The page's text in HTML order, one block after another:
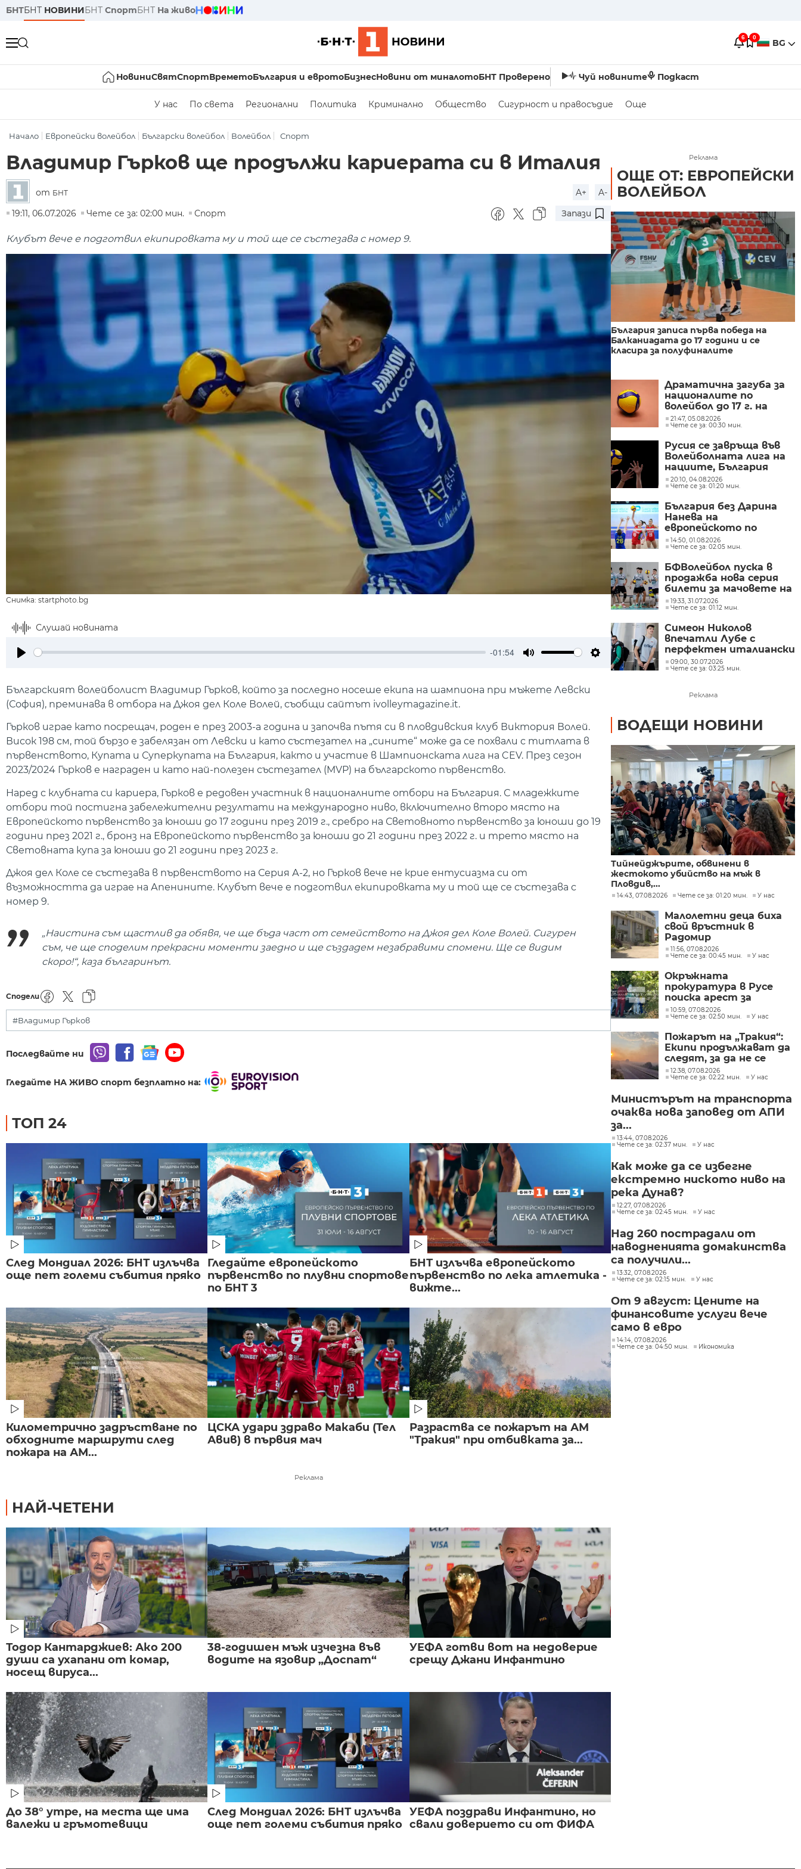
БНТБНТ НОВИНИБНТ СпортБНТ На живо
6 0 BG
НовиниСвятСпортВреметоБългария и евротоБизнесНовини от миналотоБНТ Проверено Чуй новините Подкаст
У нас По света Регионални Политика Криминално Общество Сигурност и правосъдие Още
Начало Европейски волейбол Български волейбол Волейбол Спорт
Владимир Гърков ще продължи кариерата си в Италия
от БНТ A+
A-
19:11, 06.07.2026
Чете се за: 02:00 мин. Спорт Запази
Клубът вече е подготвил екипировката му и той ще се състезава с номер 9.
Снимка: startphoto.bg
Слушай новината
-01:54
Settings
Българският волейболист Владимир Гърков, който за последно носеше екипа на шампиона при мъжете Левски
(София), преминава в отбора на Джоя дел Коле Волей, съобщи сайтът ivolleymagazine.it.
Гърков играе като посрещач, роден е през 2003-а година и започва пътя си в пловдивския клуб Виктория Волей.
Висок 198 см, той бързо е забелязан от Левски и като състезател на „сините“ може да се похвали с титлата в
първенството, Купата и Суперкупата на България, както и участие в Шампионската лига на CEV. През сезон
2023/2024 Гърков е награден и като най-полезен състезател (MVP) на българското първенство.
Наред с клубната си кариера, Гърков е редовен участник в националните отбори на България. С младежките
отбори той постигна забележителни резултати на международно ниво, включително второ място на
Европейското първенство за юноши до 17 години през 2019 г., сребро на Световното първенство за юноши до 19
години през 2021 г., бронз на Европейското първенство за юноши до 21 години през 2022 г. и трето място на
Световната купа за юноши до 21 години през 2023 г.
Джоя дел Коле се състезава в първенството на Серия А-2, но Гърков вече не крие ентусиазма си от
възможността да играе на Апенините. Клубът вече е подготвил екипировката му и той ще се състезава с
номер 9.
„Наистина съм щастлив да обявя, че ще бъда част от семейството на Джоя дел Коле Волей. Сигурен
съм, че ще споделим прекрасни моменти заедно и ще създадем незабравими спомени. Ще се видим
скоро!“, каза българинът.
Сподели
#Владимир Гърков
Последвайте ни
Гледайте НА ЖИВО спорт безплатно на:
ТОП 24
След Мондиал 2026: БНТ излъчва
още пет големи събития пряко
Гледайте европейското
първенство по плувни спортове
по БНТ 3
БНТ излъчва европейското
първенство по лека атлетика -
вижте...
Километрично задръстване по
обходните маршрути след
пожара на АМ...
ЦСКА удари здраво Макаби (Тел
Авив) в първия мач
Разраства се пожарът на АМ
"Тракия" при отбивката за...
Реклама
НАЙ-ЧЕТЕНИ
Тодор Кантарджиев: Ако 200
души са ухапани от комар,
носещ вируса...
38-годишен мъж изчезна във
водите на язовир „Доспат“
УЕФА готви вот на недоверие
срещу Джани Инфантино
До 38° утре, на места ще има
валежи и гръмотевици
След Мондиал 2026: БНТ излъчва
още пет големи събития пряко
УЕФА поздрави Инфантино, но
свали доверието си от ФИФА
Реклама
ОЩЕ ОТ: ЕВРОПЕЙСКИ
ВОЛЕЙБОЛ
България записа първа победа на
Балканиадата до 17 години и се
класира за полуфиналите
Драматична загуба за
националите по
волейбол до 17 г. на
балканското
21:47, 05.08.2026
Чете се за: 00:30 мин.
Русия се завръща във
Волейболната лига на
нациите, България
отпада при жените
20:10, 04.08.2026
Чете се за: 01:20 мин.
България без Дарина
Нанева на
европейското по
волейбол
14:50, 01.08.2026
Чете се за: 02:05 мин.
БФВолейбол пуска в
продажба нова серия
билети за мачовете на
България на Евро 2026
19:33, 31.07.2026
Чете се за: 01:12 мин.
Симеон Николов
впечатли Лубе с
перфектен италиански
при официалното си
представяне
09:00, 30.07.2026
Чете се за: 03:25 мин.
Реклама
ВОДЕЩИ НОВИНИ
Тийнейджърите, обвинени в
жестокото убийство на мъж в
Пловдив,...
14:43, 07.08.2026 Чете се за: 01:20 мин. У нас
Малолетни деца биха
свой връстник в
Радомир
11:56, 07.08.2026
Чете се за: 00:45 мин.
У нас
Окръжната
прокуратура в Русе
поиска арест за
петима от
участниците в
разбитата
лаборатория за
фентанил
10:59, 07.08.2026
Чете се за: 02:50 мин.
У нас
Пожарът на „Тракия“:
Екипи продължават да
следят, за да не се
разпространява
огънят
12:38, 07.08.2026
Чете се за: 02:22 мин.
У нас
Министърът на транспорта
очаква нова заповед от АПИ
за...
13:44, 07.08.2026
Чете се за: 02:37 мин.
У нас
Как може да се избегне
екстремно ниското ниво на
река Дунав?
12:27, 07.08.2026
Чете се за: 02:45 мин.
У нас
Над 260 пострадали от
наводненията домакинства
са получили...
13:32, 07.08.2026
Чете се за: 02:15 мин.
У нас
От 9 август: Цените на
финансовите услуги вече
само в евро
14:14, 07.08.2026
Чете се за: 04:50 мин.
Икономика